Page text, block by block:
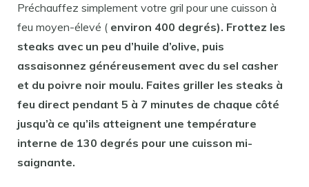
Préchauffez simplement votre gril pour une cuisson à
feu moyen-élevé ( environ 400 degrés). Frottez les
steaks avec un peu d’huile d’olive, puis
assaisonnez généreusement avec du sel casher
et du poivre noir moulu. Faites griller les steaks à
feu direct pendant 5 à 7 minutes de chaque côté
jusqu’à ce qu’ils atteignent une température
interne de 130 degrés pour une cuisson mi-
saignante.